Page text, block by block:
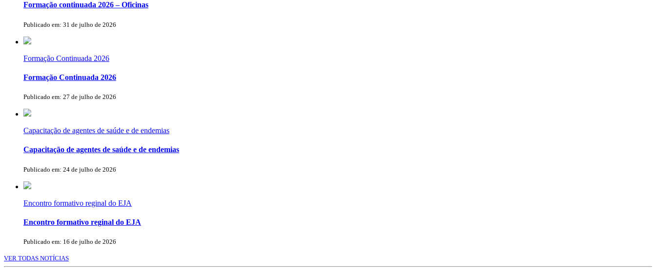
Formação continuada 2026 – Oficinas
Publicado em: 31 de julho de 2026
Formação Continuada 2026
Formação Continuada 2026
Publicado em: 27 de julho de 2026
Capacitação de agentes de saúde e de endemias
Capacitação de agentes de saúde e de endemias
Publicado em: 24 de julho de 2026
Encontro formativo reginal do EJA
Encontro formativo reginal do EJA
Publicado em: 16 de julho de 2026
VER TODAS NOTÍCIAS